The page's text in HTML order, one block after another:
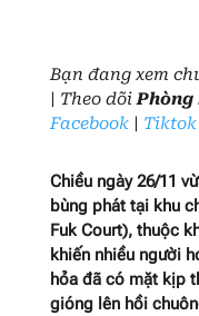
Bạn đang xem
| Theo dõiPhòng
Facebook| Tiktok
Chiều ngày 26/11
bùng phát tại khu
Fuk Court), thuộc
khiến nhiều người
hỏa đã có mặt kịp
gióng lên hồi